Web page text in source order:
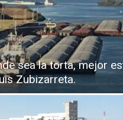
sea la torta, mejor
Zubizarreta.